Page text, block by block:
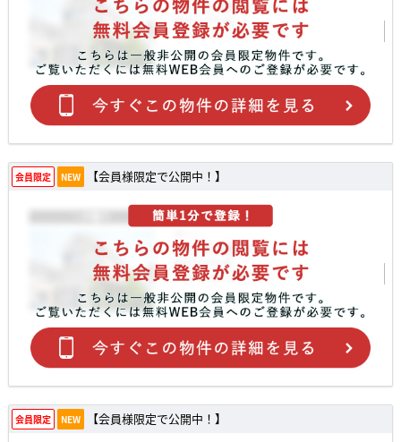
会員限定 NEW 【会員様限定で公開中！】
会員限定 NEW 【会員様限定で公開中！】